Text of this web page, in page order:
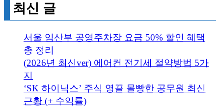
최신 글
서울 임산부 공영주차장 요금 50% 할인 혜택
총 정리
(2026년 최신ver) 에어컨 전기세 절약방법 5가
지
‘SK 하이닉스’ 주식 영끌 몰빵한 공무원 최신
근황 (+ 수익률)